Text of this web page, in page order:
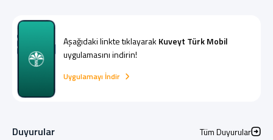
Aşağıdaki linkte tıklayarak Kuveyt Türk Mobil
uygulamasını indirin!
Uygulamayı İndir
Duyurular
Tüm Duyurular